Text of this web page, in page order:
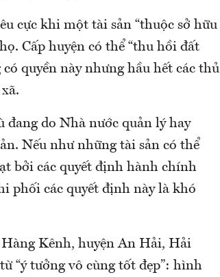
cực khi một tài sản “thuộc sở hữu
Cấp huyện có thể “thu hồi đất
quyền này nhưng hầu hết các thủ
đang do Nhà nước quản lý hay
Nếu như những tài sản có thể
bởi các quyết định hành chính
phối các quyết định này là khó
Kênh, huyện An Hải, Hải
“ý tưởng vô cùng tốt đẹp”: hình